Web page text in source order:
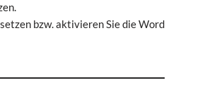
bzw. aktivieren Sie die Word